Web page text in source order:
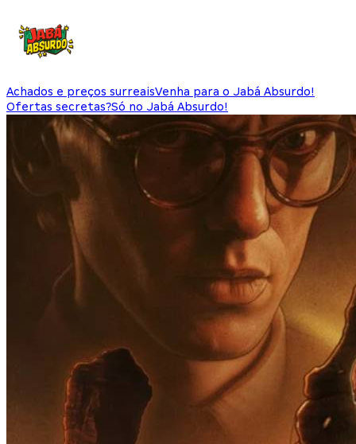
Achados e preços surreaisVenha para o Jabá Absurdo!
Ofertas secretas?Só no Jabá Absurdo!